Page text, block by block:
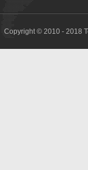
Copyright © 2010 - 2018